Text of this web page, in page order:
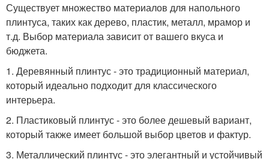
Существует множество материалов для напольного
плинтуса, таких как дерево, пластик, металл, мрамор и
т.д. Выбор материала зависит от вашего вкуса и
бюджета.
1. Деревянный плинтус - это традиционный материал,
который идеально подходит для классического
интерьера.
2. Пластиковый плинтус - это более дешевый вариант,
который также имеет большой выбор цветов и фактур.
3. Металлический плинтус - это элегантный и устойчивый